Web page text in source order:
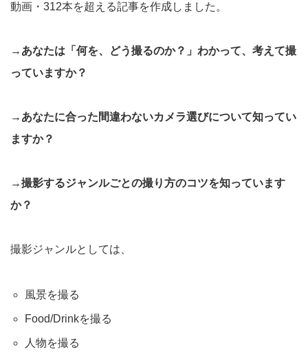
動画・312本を超える記事を作成しました。
→あなたは「何を、どう撮るのか？」わかって、考えて撮
っていますか？
→あなたに合った間違わないカメラ選びについて知ってい
ますか？
→撮影するジャンルごとの撮り方のコツを知っています
か？
撮影ジャンルとしては、
風景を撮る
Food/Drinkを撮る
人物を撮る